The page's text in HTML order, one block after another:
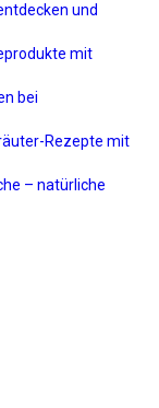
und
mit
bei
Rezepte mit
– natürliche